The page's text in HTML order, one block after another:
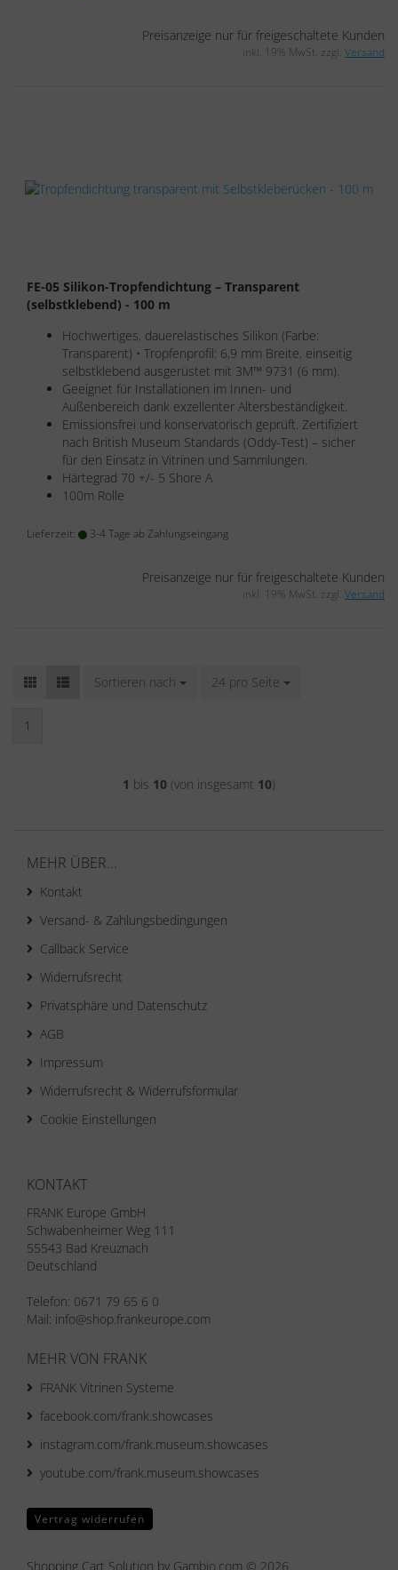
Preisanzeige nur für freigeschaltete Kunden
inkl. 19% MwSt. zzgl. Versand
FE-05 Silikon-Tropfendichtung – Transparent
(selbstklebend) - 100 m
Hochwertiges, dauerelastisches Silikon (Farbe:
Transparent) • Tropfenprofil: 6,9 mm Breite, einseitig
selbstklebend ausgerüstet mit 3M™ 9731 (6 mm).
Geeignet für Installationen im Innen- und
Außenbereich dank exzellenter Altersbeständigkeit.
Emissionsfrei und konservatorisch geprüft. Zertifiziert
nach British Museum Standards (Oddy-Test) – sicher
für den Einsatz in Vitrinen und Sammlungen.
Härtegrad 70 +/- 5 Shore A
100m Rolle
Lieferzeit: 3-4 Tage ab Zahlungseingang
Preisanzeige nur für freigeschaltete Kunden
inkl. 19% MwSt. zzgl. Versand
Sortieren nach
Sortieren nach 24 pro Seite
pro Seite
1
1 bis 10 (von insgesamt 10)
MEHR ÜBER...
Kontakt
Versand- & Zahlungsbedingungen
Callback Service
Widerrufsrecht
Privatsphäre und Datenschutz
AGB
Impressum
Widerrufsrecht & Widerrufsformular
Cookie Einstellungen
KONTAKT
FRANK Europe GmbH
Schwabenheimer Weg 111
55543 Bad Kreuznach
Deutschland
Telefon: 0671 79 65 6 0
Mail: info@shop.frankeurope.com
MEHR VON FRANK
FRANK Vitrinen Systeme
facebook.com/frank.showcases
instagram.com/frank.museum.showcases
youtube.com/frank.museum.showcases
Vertrag widerrufen
Shopping Cart Solution by Gambio.com © 2026